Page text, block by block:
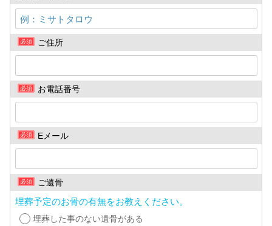
必須 ご住所
必須 お電話番号
必須 Eメール
必須 ご遺骨
埋葬予定のお骨の有無をお教えください。
埋葬した事のない遺骨がある